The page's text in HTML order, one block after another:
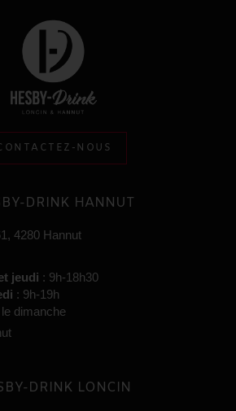
NOUS
DRINK HANNUT
4280 Hannut
jeudi : 9h-18h30
: 9h-19h
dimanche
DRINK LONCIN